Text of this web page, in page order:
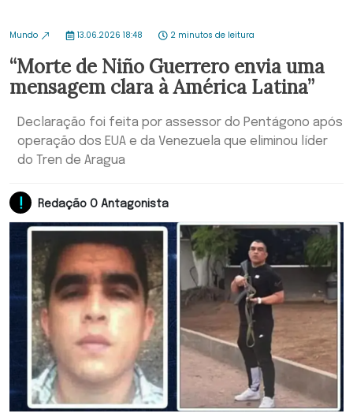
Mundo 13.06.2026 18:48 2 minutos de leitura
“Morte de Niño Guerrero envia uma
mensagem clara à América Latina”
Declaração foi feita por assessor do Pentágono após
operação dos EUA e da Venezuela que eliminou líder
do Tren de Aragua
Redação O Antagonista